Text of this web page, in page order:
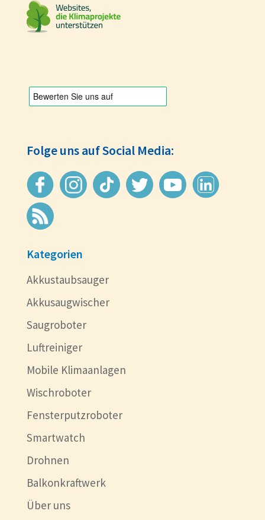
Folge uns auf Social Media:
Kategorien
Akkustaubsauger
Akkusaugwischer
Saugroboter
Luftreiniger
Mobile Klimaanlagen
Wischroboter
Fensterputzroboter
Smartwatch
Drohnen
Balkonkraftwerk
Über uns